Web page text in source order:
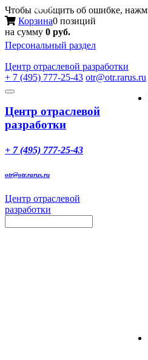
Чтобы сообщить об ошибке,
Корзина0 позиций
на сумму 0 руб.
Персональный раздел
Центр отраслевой разработки
+ 7 (495) 777-25-43 otr@otr.rarus.ru
Toggle
Меню
Центр отраслевой
разработки
+ 7 (495) 777-25-43
otr@otr.rarus.ru
Центр отраслевой
разработки